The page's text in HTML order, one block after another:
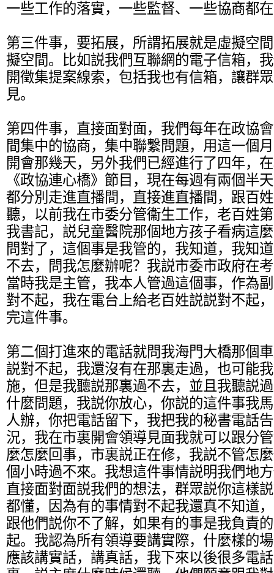
一些工作的落實，一些監督、一些協商都
第三件事，要拓展，所謂拓展就是虛擬空
擬空間。比如説我們互聯網的電子信箱，
開徵集提案線索，包括我也有信箱，讓群
見。
第四件事，直接面對面，我們每年在政協
間集中的協商，集中聯繫問題，用這一個
開會那幾天，另外我們已經進行了四年，
《政協連心橋》節目，現在每週有兩個半
都分別走進直播間，直接進直播間，跟百
聽，以前我在市委分管衞生工作，老百姓
我書記，説兒童醫院那個地方孩子看病這
問對了，這個事是我管的，我知道，我知
不去，問我怎麼辦呢？我説市委市政府在
當時我是主管，我本人管過這個事，作為
對不起，我在電台上給老百姓説説對不起
完這件事。
第二個打進來的電話就問我海門大橋那個
説對不起，我還沒有在那裏走過，也可能
施，但是我聽説那裏過不去，並且我聽説
什麼問題，我説你放心，你説的這件事我
人辦，你把電話留下，我把我的秘書電話
況，我在市裏開會領導見面我就可以跟分
麼怎麼回事，市裏説正在修，我説不管怎
個小時過不來。我想這件事情説明我們地
直接面對面説我們的想法，群眾説你這樣
都懂，因為有的事情對不起我還真不知道
跟他們説你不了解，如果有的事是我負責
起。我認為所有領導要講實際，什麼樣的
應該講實話，講真話，我下來以後很多電